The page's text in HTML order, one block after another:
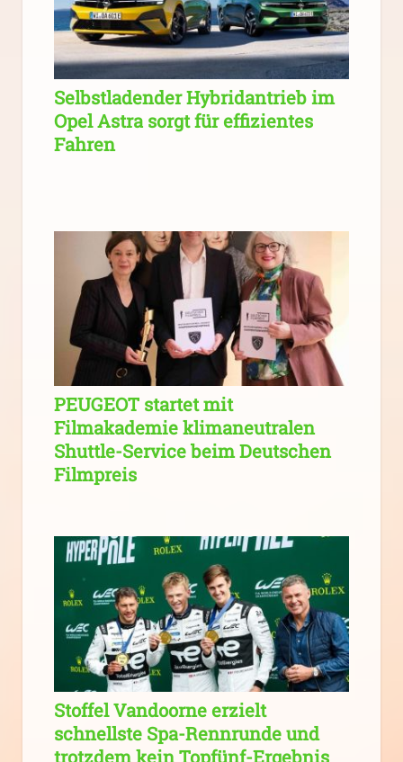
Selbstladender Hybridantrieb im
Opel Astra sorgt für effizientes
Fahren
PEUGEOT startet mit
Filmakademie klimaneutralen
Shuttle-Service beim Deutschen
Filmpreis
Stoffel Vandoorne erzielt
schnellste Spa-Rennrunde und
trotzdem kein Topfünf-Ergebnis